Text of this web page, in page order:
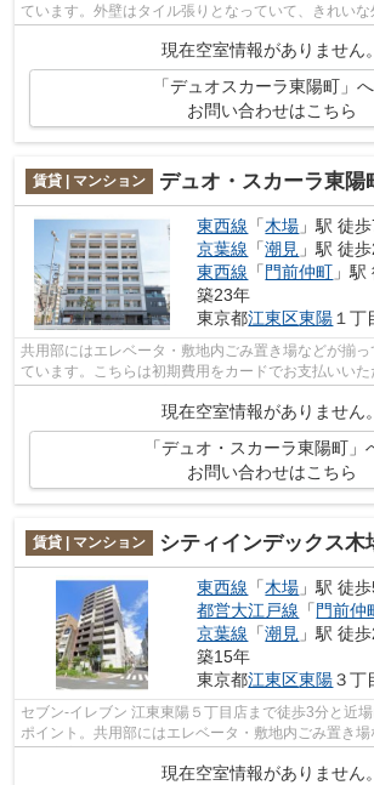
ています。外壁はタイル張りとなっていて、きれいな
風良好の涼しく気持ちの良い空間をご...
現在空室情報がありません。
「デュオスカーラ東陽町」
お問い合わせはこちら
賃貸 | マンション デュオ・スカーラ東陽町
東西線 「木場 」駅 徒
京葉線 「潮見 」駅 徒
東西線 「 門前仲町 」
築23年
東京都江東区東陽 １丁
共用部にはエレベータ・敷地内ごみ置き場などが揃
ています。こちらは初期費用をカードでお支払いい
現在空室情報がありません。
「デュオ・スカーラ東陽町」
お問い合わせはこちら
賃貸 | マンション シティインデックス木
東西線 「木場 」駅 徒
都営大江戸線 「門前仲
京葉線 「潮見 」駅 徒
築15年
東京都江東区東陽３丁
セブン-イレブン 江東東陽５丁目店まで徒歩3分と近
ポイント。共用部にはエレベータ・敷地内ごみ置き
現在空室情報がありません。